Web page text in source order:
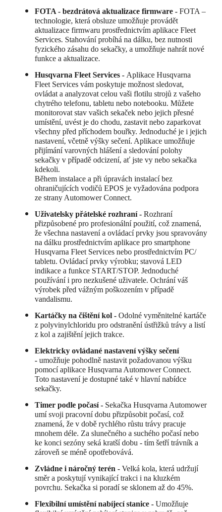
FOTA - bezdrátová aktualizace firmware - FOTA –
technologie, která obsluze umožňuje provádět
aktualizace firmwaru prostřednictvím aplikace Fleet
Services. Stahování probíhá na dálku, bez nutnosti
fyzického zásahu do sekačky, a umožňuje nahrát nové
funkce a aktualizace.
Husqvarna Fleet Services - Aplikace Husqvarna
Fleet Services vám poskytuje možnost sledovat,
ovládat a analyzovat celou vaši flotilu strojů z vašeho
chytrého telefonu, tabletu nebo notebooku. Můžete
monitorovat stav vašich sekaček nebo jejich přesné
umístění, uvést je do chodu, zastavit nebo zaparkovat
všechny před příchodem bouřky. Jednoduché je i jejich
nastavení, včetně výšky sečení. Aplikace umožňuje
přijímání varovných hlášení a sledování polohy
sekačky v případě odcizení, ať jste vy nebo sekačka
kdekoli.
Během instalace a při úpravách instalací bez
ohraničujících vodičů EPOS je vyžadována podpora
ze strany Automower Connect.
Uživatelsky přátelské rozhraní - Rozhraní
přizpůsobené pro profesionální použití, což znamená,
že všechna nastavení a ovládací prvky jsou spravovány
na dálku prostřednictvím aplikace pro smartphone
Husqvarna Fleet Services nebo prostřednictvím PC/
tabletu. Ovládací prvky výrobku; stavová LED
indikace a funkce START/STOP. Jednoduché
používání i pro nezkušené uživatele. Ochrání váš
výrobek před vážným poškozením v případě
vandalismu.
Kartáčky na čištění kol - Odolné vyměnitelné kartáče
z polyvinylchloridu pro odstranění ústřižků trávy a listí
z kol a zajištění jejich trakce.
Elektricky ovládané nastavení výšky sečení
- umožňuje pohodlně nastavit požadovanou výšku
pomocí aplikace Husqvarna Automower Connect.
Toto nastavení je dostupné také v hlavní nabídce
sekačky.
Timer podle počasí - Sekačka Husqvarna Automower
umí svoji pracovní dobu přizpůsobit počasí, což
znamená, že v době rychlého růstu trávy pracuje
mnohem déle. Za slunečného a suchého počasí nebo
ke konci sezóny seká kratší dobu - tím šetří trávník a
zároveň se méně opotřebovává.
Zvládne i náročný terén - Velká kola, která udržují
směr a poskytují vynikající trakci i na kluzkém
povrchu. Sekačka si poradí se sklonem až do 45%.
Flexibilní umístění nabíjecí stanice - Umožňuje